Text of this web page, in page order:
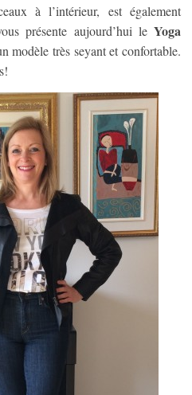
à l’intérieur, est également
présente aujourd’hui le Yoga
modèle très seyant et confortable.